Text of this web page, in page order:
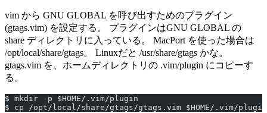
vim から GNU GLOBAL を呼び出すためのプラグイン
(gtags.vim) を設定する。 プラグインはGNU GLOBAL の
share ディレクトリに入っている。 MacPort を使った場合は
/opt/local/share/gtags。 Linuxだと /usr/share/gtags かな。
gtags.vim を、ホームディレクトリの .vim/plugin にコピーす
る。
$ mkdir -p $HOME/.vim/plugin
$ cp /opt/local/share/gtags/gtags.vim $HOME/.vim/plugin